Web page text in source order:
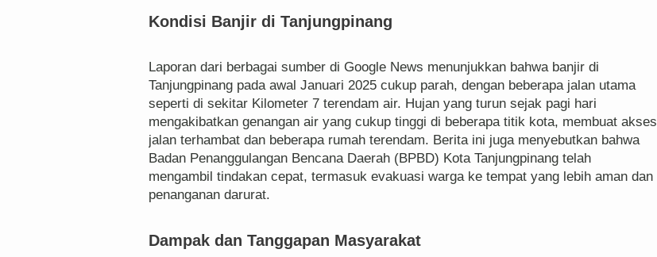
Kondisi Banjir di Tanjungpinang
Laporan dari berbagai sumber di Google News menunjukkan bahwa banjir di
Tanjungpinang pada awal Januari 2025 cukup parah, dengan beberapa jalan utama
seperti di sekitar Kilometer 7 terendam air. Hujan yang turun sejak pagi hari
mengakibatkan genangan air yang cukup tinggi di beberapa titik kota, membuat akses
jalan terhambat dan beberapa rumah terendam. Berita ini juga menyebutkan bahwa
Badan Penanggulangan Bencana Daerah (BPBD) Kota Tanjungpinang telah
mengambil tindakan cepat, termasuk evakuasi warga ke tempat yang lebih aman dan
penanganan darurat.
Dampak dan Tanggapan Masyarakat